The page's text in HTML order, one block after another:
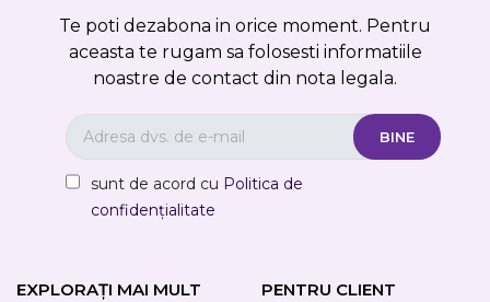
Te poti dezabona in orice moment. Pentru
aceasta te rugam sa folosesti informatiile
noastre de contact din nota legala.
sunt de acord cu Politica de
confidențialitate
EXPLORAȚI MAI MULT
PENTRU CLIENT